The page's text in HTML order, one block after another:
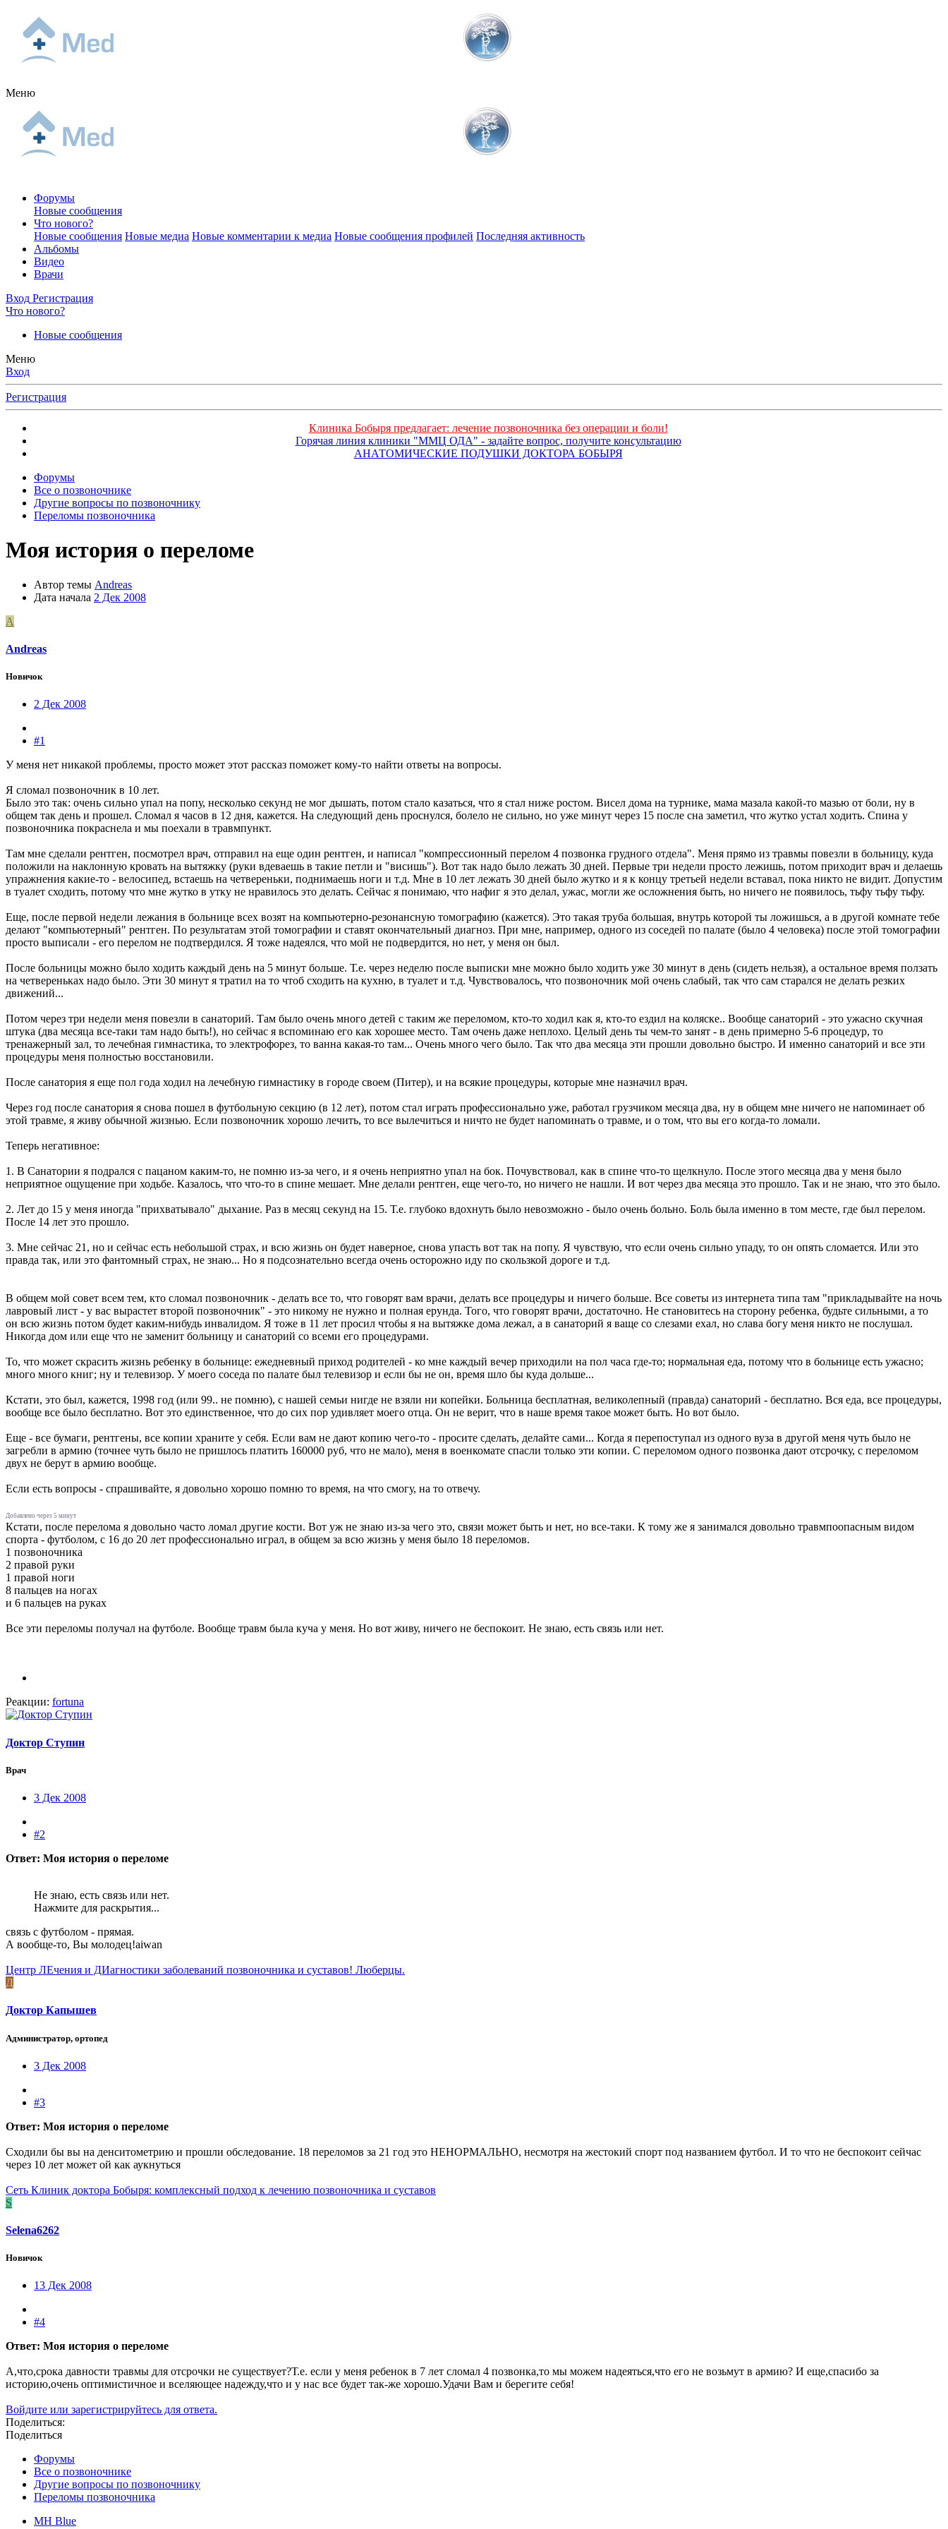
Меню
Форумы
Новые сообщения
Что нового?
Новые сообщения Новые медиа Новые комментарии к медиа Новые сообщения профилей Последняя активность
Альбомы
Видео
Врачи
Вход Регистрация
Что нового?
Новые сообщения
Меню
Вход
Регистрация
Клиника Бобыря предлагает: лечение позвоночника без операции и боли!
Горячая линия клиники "ММЦ ОДА" - задайте вопрос, получите консультацию
АНАТОМИЧЕСКИЕ ПОДУШКИ ДОКТОРА БОБЫРЯ
Форумы
Все о позвоночнике
Другие вопросы по позвоночнику
Переломы позвоночника
Моя история о переломе
Автор темы Andreas
Дата начала 2 Дек 2008
A
Andreas
Новичок
2 Дек 2008
#1
У меня нет никакой проблемы, просто может этот рассказ поможет кому-то найти ответы на вопросы.
Я сломал позвоночник в 10 лет.
Было это так: очень сильно упал на попу, несколько секунд не мог дышать, потом стало казаться, что я стал ниже ростом. Висел дома на турнике, мама мазала какой-то мазью от боли, ну в
общем так день и прошел. Сломал я часов в 12 дня, кажется. На следующий день проснулся, болело не сильно, но уже минут через 15 после сна заметил, что жутко устал ходить. Спина у
позвоночника покраснела и мы поехали в травмпункт.
Там мне сделали рентген, посмотрел врач, отправил на еще один рентген, и написал "компрессионный перелом 4 позвонка грудного отдела". Меня прямо из травмы повезли в больницу, куда
положили на наклонную кровать на вытяжку (руки вдеваешь в такие петли и "висишь"). Вот так надо было лежать 30 дней. Первые три недели просто лежишь, потом приходит врач и делаешь
упражнения какие-то - велосипед, встаешь на четвереньки, поднимаешь ноги и т.д. Мне в 10 лет лежать 30 дней было жутко и я к концу третьей недели вставал, пока никто не видит. Допустим
в туалет сходить, потому что мне жутко в утку не нравилось это делать. Сейчас я понимаю, что нафиг я это делал, ужас, могли же осложнения быть, но ничего не появилось, тьфу тьфу тьфу.
Еще, после первой недели лежания в больнице всех возят на компьютерно-резонансную томографию (кажется). Это такая труба большая, внутрь которой ты ложишься, а в другой комнате тебе
делают "компьютерный" рентген. По результатам этой томографии и ставят окончательный диагноз. При мне, например, одного из соседей по палате (было 4 человека) после этой томографии
просто выписали - его перелом не подтвердился. Я тоже надеялся, что мой не подвердится, но нет, у меня он был.
После больницы можно было ходить каждый день на 5 минут больше. Т.е. через неделю после выписки мне можно было ходить уже 30 минут в день (сидеть нельзя), а остальное время ползать
на четвереньках надо было. Эти 30 минут я тратил на то чтоб сходить на кухню, в туалет и т.д. Чувствовалось, что позвоночник мой очень слабый, так что сам старался не делать резких
движений...
Потом через три недели меня повезли в санаторий. Там было очень много детей с таким же переломом, кто-то ходил как я, кто-то ездил на коляске.. Вообще санаторий - это ужасно скучная
штука (два месяца все-таки там надо быть!), но сейчас я вспоминаю его как хорошее место. Там очень даже неплохо. Целый день ты чем-то занят - в день примерно 5-6 процедур, то
тренажерный зал, то лечебная гимнастика, то электрофорез, то ванна какая-то там... Очень много чего было. Так что два месяца эти прошли довольно быстро. И именно санаторий и все эти
процедуры меня полностью восстановили.
После санатория я еще пол года ходил на лечебную гимнастику в городе своем (Питер), и на всякие процедуры, которые мне назначил врач.
Через год после санатория я снова пошел в футбольную секцию (в 12 лет), потом стал играть профессионально уже, работал грузчиком месяца два, ну в общем мне ничего не напоминает об
этой травме, я живу обычной жизнью. Если позвоночник хорошо лечить, то все вылечиться и ничто не будет напоминать о травме, и о том, что вы его когда-то ломали.
Теперь негативное:
1. В Санатории я подрался с пацаном каким-то, не помню из-за чего, и я очень неприятно упал на бок. Почувствовал, как в спине что-то щелкнуло. После этого месяца два у меня было
неприятное ощущение при ходьбе. Казалось, что что-то в спине мешает. Мне делали рентген, еще чего-то, но ничего не нашли. И вот через два месяца это прошло. Так и не знаю, что это было.
2. Лет до 15 у меня иногда "прихватывало" дыхание. Раз в месяц секунд на 15. Т.е. глубоко вдохнуть было невозможно - было очень больно. Боль была именно в том месте, где был перелом.
После 14 лет это прошло.
3. Мне сейчас 21, но и сейчас есть небольшой страх, и всю жизнь он будет наверное, снова упасть вот так на попу. Я чувствую, что если очень сильно упаду, то он опять сломается. Или это
правда так, или это фантомный страх, не знаю... Но я подсознательно всегда очень осторожно иду по скользкой дороге и т.д.
В общем мой совет всем тем, кто сломал позвоночник - делать все то, что говорят вам врачи, делать все процедуры и ничего больше. Все советы из интернета типа там "прикладывайте на ночь
лавровый лист - у вас вырастет второй позвоночник" - это никому не нужно и полная ерунда. Того, что говорят врачи, достаточно. Не становитесь на сторону ребенка, будьте сильными, а то
он всю жизнь потом будет каким-нибудь инвалидом. Я тоже в 11 лет просил чтобы я на вытяжке дома лежал, а в санаторий я ваще со слезами ехал, но слава богу меня никто не послушал.
Никогда дом или еще что не заменит больницу и санаторий со всеми его процедурами.
То, что может скрасить жизнь ребенку в больнице: ежедневный приход родителей - ко мне каждый вечер приходили на пол часа где-то; нормальная еда, потому что в больнице есть ужасно;
много много книг; ну и телевизор. У моего соседа по палате был телевизор и если бы не он, время шло бы куда дольше...
Кстати, это был, кажется, 1998 год (или 99.. не помню), с нашей семьи нигде не взяли ни копейки. Больница бесплатная, великолепный (правда) санаторий - бесплатно. Вся еда, все процедуры,
вообще все было бесплатно. Вот это единственное, что до сих пор удивляет моего отца. Он не верит, что в наше время такое может быть. Но вот было.
Еще - все бумаги, рентгены, все копии храните у себя. Если вам не дают копию чего-то - просите сделать, делайте сами... Когда я перепоступал из одного вуза в другой меня чуть было не
загребли в армию (точнее чуть было не пришлось платить 160000 руб, что не мало), меня в военкомате спасли только эти копии. С переломом одного позвонка дают отсрочку, с переломом
двух не берут в армию вообще.
Если есть вопросы - спрашивайте, я довольно хорошо помню то время, на что смогу, на то отвечу.
Добавлено через 5 минут
Кстати, после перелома я довольно часто ломал другие кости. Вот уж не знаю из-за чего это, связи может быть и нет, но все-таки. К тому же я занимался довольно травмпоопасным видом
спорта - футболом, с 16 до 20 лет профессионально играл, в общем за всю жизнь у меня было 18 переломов.
1 позвоночника
2 правой руки
1 правой ноги
8 пальцев на ногах
и 6 пальцев на руках
Все эти переломы получал на футболе. Вообще травм была куча у меня. Но вот живу, ничего не беспокоит. Не знаю, есть связь или нет.
Реакции: fortuna
Доктор Ступин
Врач
3 Дек 2008
#2
Ответ: Моя история о переломе
Не знаю, есть связь или нет.
Нажмите для раскрытия...
связь с футболом - прямая.
А вообще-то, Вы молодец!aiwan
Центр ЛЕчения и ДИагностики заболеваний позвоночника и суставов! Люберцы.
Д
Доктор Капышев
Администратор, ортопед
3 Дек 2008
#3
Ответ: Моя история о переломе
Сходили бы вы на денситометрию и прошли обследование. 18 переломов за 21 год это НЕНОРМАЛЬНО, несмотря на жестокий спорт под названием футбол. И то что не беспокоит сейчас
через 10 лет может ой как аукнуться
Сеть Клиник доктора Бобыря: комплексный подход к лечению позвоночника и суставов
S
Selena6262
Новичок
13 Дек 2008
#4
Ответ: Моя история о переломе
А,что,срока давности травмы для отсрочки не существует?Т.е. если у меня ребенок в 7 лет сломал 4 позвонка,то мы можем надеяться,что его не возьмут в армию? И еще,спасибо за
историю,очень оптимистичное и вселяющее надежду,что и у нас все будет так-же хорошо.Удачи Вам и берегите себя!
Войдите или зарегистрируйтесь для ответа.
Поделиться:
Поделиться
Форумы
Все о позвоночнике
Другие вопросы по позвоночнику
Переломы позвоночника
MH Blue